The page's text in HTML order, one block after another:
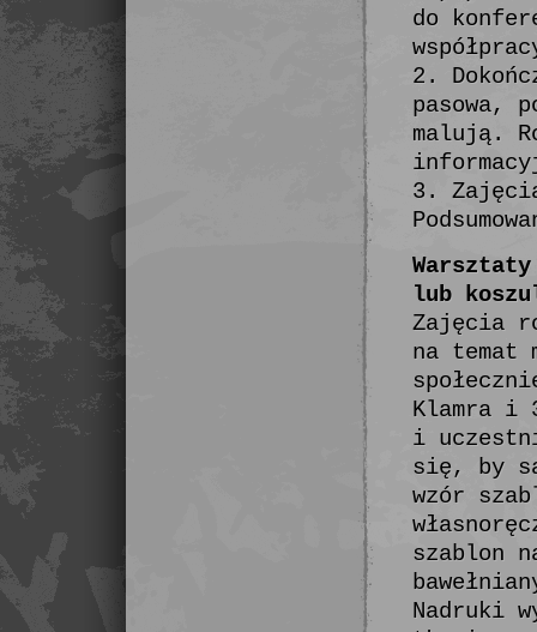
do
2.
pasowa,
malują.
3.
lub
Zajęcia
na temat
Klamra i
i
się, by
wzór
szablon
Nadruki